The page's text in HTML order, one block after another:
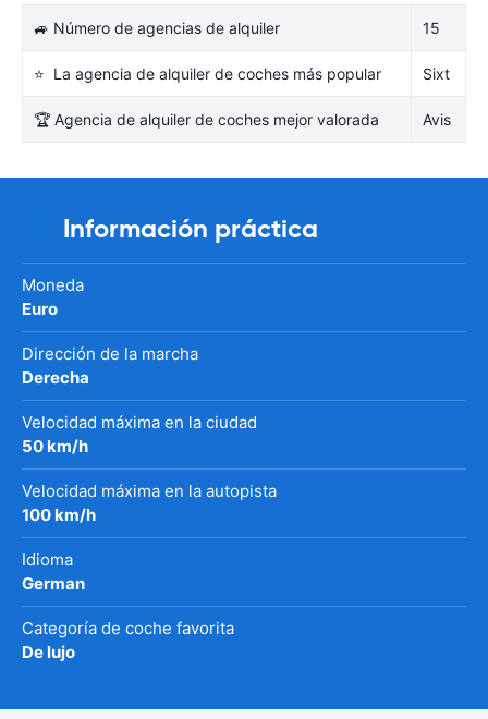
🚙 Número de agencias de alquiler 15
⭐ La agencia de alquiler de coches más popular Sixt
🏆 Agencia de alquiler de coches mejor valorada Avis
Información práctica
Moneda
Euro
Dirección de la marcha
Derecha
Velocidad máxima en la ciudad
50 km/h
Velocidad máxima en la autopista
100 km/h
Idioma
German
Categoría de coche favorita
De lujo